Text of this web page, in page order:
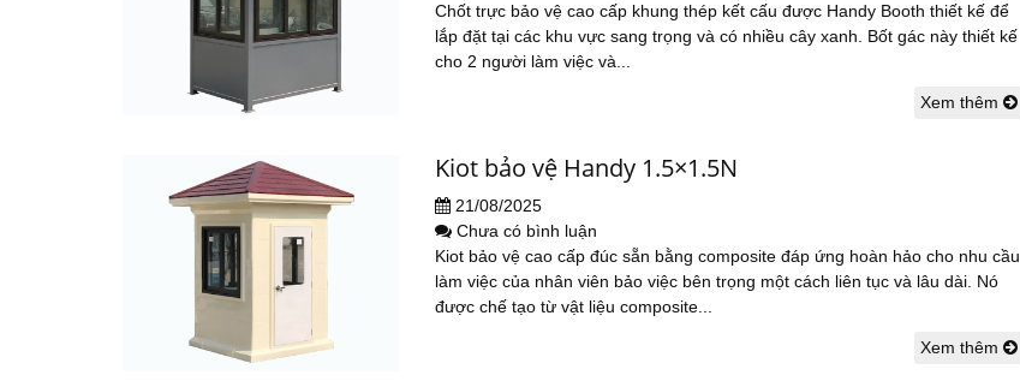
Chốt trực bảo vệ cao cấp khung thép kết cấu được Handy Booth thiết kế để
lắp đặt tại các khu vực sang trọng và có nhiều cây xanh. Bốt gác này thiết kế
cho 2 người làm việc và...
Xem thêm
Kiot bảo vệ Handy 1.5×1.5N
21/08/2025
Chưa có bình luận
Kiot bảo vệ cao cấp đúc sẵn bằng composite đáp ứng hoàn hảo cho nhu cầu
làm việc của nhân viên bảo việc bên trọng một cách liên tục và lâu dài. Nó
được chế tạo từ vật liệu composite...
Xem thêm